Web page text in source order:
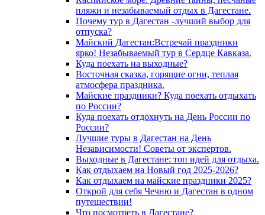
пляжи и незабываемый отдых в Дагестане.
Почему тур в Дагестан -лучший выбор для
отпуска?
Майский Дагестан:Встречай праздники
ярко! Незабываемый тур в Сердце Кавказа.
Куда поехать на выходные?
Восточная сказка, горящие огни, теплая
атмосфера праздника.
Майские праздники? Куда поехать отдыхать
по России?
Куда поехать отдохнуть на День России по
России?
Лучшие туры в Дагестан на День
Независимости! Советы от экспертов.
Выходные в Дагестане: топ идей для отдыха.
Как отдыхаем на Новый год 2025-2026?
Как отдыхаем на майские праздники 2025?
Открой для себя Чечню и Дагестан в одном
путешествии!
Что посмотреть в Дагестане?